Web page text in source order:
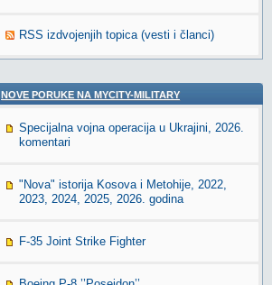
RSS izdvojenjih topica (vesti i članci)
NOVE PORUKE NA MYCITY-MILITARY
Specijalna vojna operacija u Ukrajini, 2026.
komentari
"Nova" istorija Kosova i Metohije, 2022,
2023, 2024, 2025, 2026. godina
F-35 Joint Strike Fighter